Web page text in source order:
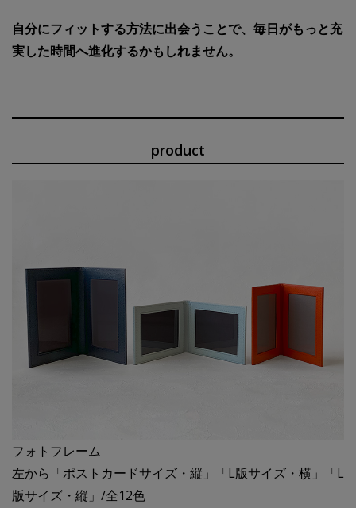
自分にフィットする方法に出会うことで、毎日がもっと充
実した時間へ進化するかもしれません。
product
フォトフレーム
左から「ポストカードサイズ・縦」「L版サイズ・横」「L
版サイズ・縦」/全12色